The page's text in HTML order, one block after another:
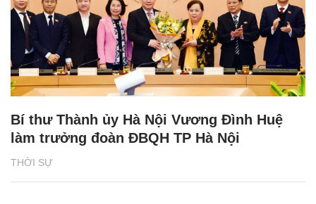
THỜI SỰ
Bí thư Thành ủy Hà Nội Vương Đình Huệ
làm trưởng đoàn ĐBQH TP Hà Nội